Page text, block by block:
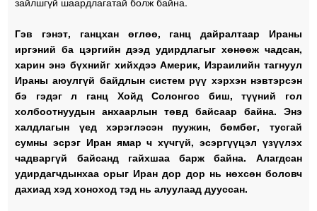
Гэв гэнэт, ганцхан өглөө, ганц дайралтаар Ираны
иргэний ба цэргийн дээд удирдлагыг хөнөөж чадсан,
харин энэ бүхнийг хийхдээ Америк, Израилийн тагнуул
Ираны аюулгүй байдлын систем рүү хэрхэн нэвтэрсэн
бэ гэдэг л ганц Хойд Солонгос биш, түүний гол
холбоотнуудын анхаарлын төвд байсаар байна. Энэ
халдлагын үед хэрэглэсэн пуужин, бөмбөг, тусгай
сумны эсрэг Иран ямар ч хүчгүй, эсэргүүцэл үзүүлэх
чадваргүй байсанд гайхшаа барж байна. Алагдсан
удирдагчдынхаа орыг Иран дор дор нь нөхсөн боловч
дахиад хэд хоноход тэд нь алуулаад дууссан.